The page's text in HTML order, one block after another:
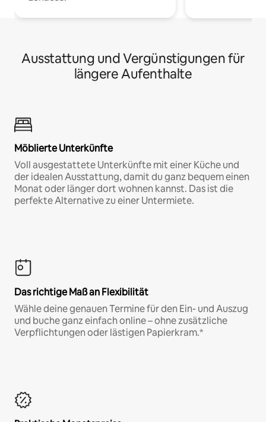
Ausstattung und Vergünstigungen für
längere Aufenthalte
Möblierte Unterkünfte
Voll ausgestattete Unterkünfte mit einer Küche und
der idealen Ausstattung, damit du ganz bequem einen
Monat oder länger dort wohnen kannst. Das ist die
perfekte Alternative zu einer Untermiete.
Das richtige Maß an Flexibilität
Wähle deine genauen Termine für den Ein- und Auszug
und buche ganz einfach online – ohne zusätzliche
Verpflichtungen oder lästigen Papierkram.*